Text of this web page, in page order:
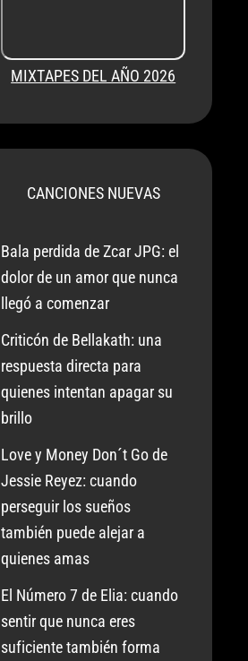
MIXTAPES DEL AÑO 2026
CANCIONES NUEVAS
Bala perdida de Zcar JPG: el
dolor de un amor que nunca
llegó a comenzar
Criticón de Bellakath: una
respuesta directa para
quienes intentan apagar su
brillo
Love y Money Don´t Go de
Jessie Reyez: cuando
perseguir los sueños
también puede alejar a
quienes amas
El Número 7 de Elia: cuando
sentir que nunca eres
suficiente también forma